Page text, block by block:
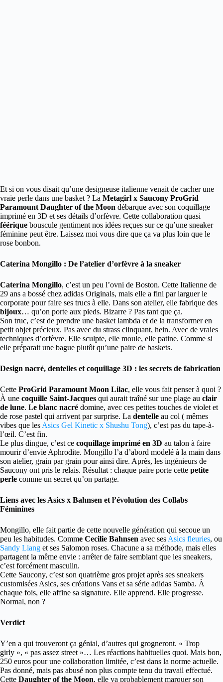
Et si on vous disait qu’une designeuse italienne venait de cacher une
vraie perle dans une basket ? La Metagirl x Saucony ProGrid
Paramount Daughter of the Moon débarque avec son coquillage
imprimé en 3D et ses détails d’orfèvre. Cette collaboration quasi
féérique bouscule gentiment nos idées reçues sur ce qu’une sneaker
féminine peut être. Laissez moi vous dire que ça va plus loin que le
rose bonbon.
Caterina Mongillo : De l’atelier d’orfèvre à la sneaker
Caterina Mongillo, c’est un peu l’ovni de Boston. Cette Italienne de
29 ans a bossé chez adidas Originals, mais elle a fini par larguer le
corporate pour faire ses trucs à elle. Dans son atelier, elle fabrique des
bijoux… qu’on porte aux pieds. Bizarre ? Pas tant que ça.
Son truc, c’est de prendre une basket lambda et de la transformer en
petit objet précieux. Pas avec du strass clinquant, hein. Avec de vraies
techniques d’orfèvre. Elle sculpte, elle moule, elle patine. Comme si
elle préparait une bague plutôt qu’une paire de baskets.
Design nacré, dentelles et coquillage 3D : les secrets de fabrication
Cette ProGrid Paramount Moon Lilac, elle vous fait penser à quoi ?
À une coquille Saint-Jacques qui aurait traîné sur une plage au clair
de lune. Le blanc nacré domine, avec ces petites touches de violet et
de rose pastel qui arrivent par surprise. La dentelle au col ( mêmes
vibes que les Asics Gel Kinetic x Shushu Tong), c’est pas du tape-à-
l’œil. C’est fin.
Le plus dingue, c’est ce coquillage imprimé en 3D au talon à faire
mourir d’envie Aphrodite. Mongillo l’a d’abord modelé à la main dans
son atelier, grain par grain pour ainsi dire. Après, les ingénieurs de
Saucony ont pris le relais. Résultat : chaque paire porte cette petite
perle comme un secret qu’on partage.
Liens avec les Asics x Bahnsen et l’évolution des Collabs
Féminines
Mongillo, elle fait partie de cette nouvelle génération qui secoue un
peu les habitudes. Comme Cecilie Bahnsen avec ses Asics fleuries, ou
Sandy Liang et ses Salomon roses. Chacune a sa méthode, mais elles
partagent la même envie : arrêter de faire semblant que les sneakers,
c’est forcément masculin.
Cette Saucony, c’est son quatrième gros projet après ses sneakers
customisées Asics, ses créations Vans et sa série adidas Samba. À
chaque fois, elle affine sa signature. Elle apprend. Elle progresse.
Normal, non ?
Verdict
Y’en a qui trouveront ça génial, d’autres qui grogneront. « Trop
girly », « pas assez street »… Les réactions habituelles quoi. Mais bon,
250 euros pour une collaboration limitée, c’est dans la norme actuelle.
Pas donné, mais pas abusé non plus compte tenu du travail effectué.
Cette Daughter of the Moon, elle va probablement marquer son